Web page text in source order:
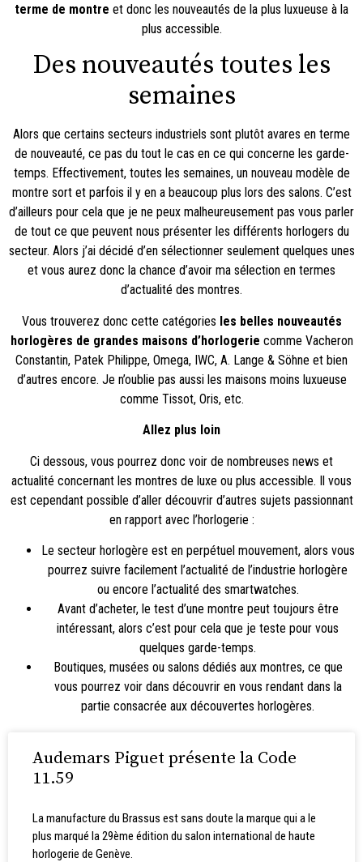
terme de montre et donc les nouveautés de la plus luxueuse à la
plus accessible.
Des nouveautés toutes les
semaines
Alors que certains secteurs industriels sont plutôt avares en terme
de nouveauté, ce pas du tout le cas en ce qui concerne les garde-
temps. Effectivement, toutes les semaines, un nouveau modèle de
montre sort et parfois il y en a beaucoup plus lors des salons. C’est
d’ailleurs pour cela que je ne peux malheureusement pas vous parler
de tout ce que peuvent nous présenter les différents horlogers du
secteur. Alors j’ai décidé d’en sélectionner seulement quelques unes
et vous aurez donc la chance d’avoir ma sélection en termes
d’actualité des montres.
Vous trouverez donc cette catégories les belles nouveautés
horlogères de grandes maisons d’horlogerie comme Vacheron
Constantin, Patek Philippe, Omega, IWC, A. Lange & Söhne et bien
d’autres encore. Je n’oublie pas aussi les maisons moins luxueuse
comme Tissot, Oris, etc.
Allez plus loin
Ci dessous, vous pourrez donc voir de nombreuses news et
actualité concernant les montres de luxe ou plus accessible. Il vous
est cependant possible d’aller découvrir d’autres sujets passionnant
en rapport avec l’horlogerie :
Le secteur horlogère est en perpétuel mouvement, alors vous
pourrez suivre facilement l’actualité de l’industrie horlogère
ou encore l’actualité des smartwatches.
Avant d’acheter, le test d’une montre peut toujours être
intéressant, alors c’est pour cela que je teste pour vous
quelques garde-temps.
Boutiques, musées ou salons dédiés aux montres, ce que
vous pourrez voir dans découvrir en vous rendant dans la
partie consacrée aux découvertes horlogères.
Audemars Piguet présente la Code
11.59
La manufacture du Brassus est sans doute la marque qui a le
plus marqué la 29ème édition du salon international de haute
horlogerie de Genève.